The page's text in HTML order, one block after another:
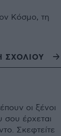
Κόσμο, τη
ΣΧΟΛΙΟΥ
οι ξένοι
σου έρχεται
Σκεφτείτε